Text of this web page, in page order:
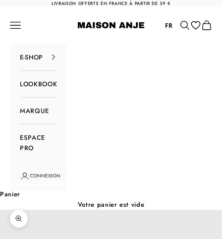
Passer au contenuLIVRAISON OFFERTE EN FRANCE À PARTIR DE 39 €
Maison Anje
Menu FR Rechercher
Panier
E-SHOP
LOOKBOOK
MARQUE
ESPACE
PRO
CONNEXION
Panier
Votre panier est vide
Zoomer sur l'image